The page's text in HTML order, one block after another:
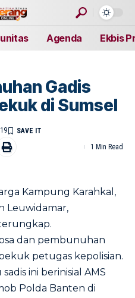
Agenda Ekbis
Gadis
di Sumsel
1 Min Read
Kampung Karahkal,
Leuwidamar,
dan pembunuhan
petugas kepolisian.
ini berinisial AMS
Polda Banten di